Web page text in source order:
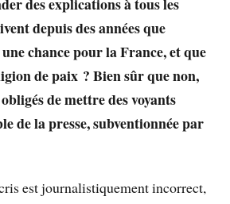
depuis des années que
chance pour la France, et que
de paix ? Bien sûr que non,
de mettre des voyants
de la presse, subventionnée par
est journalistiquement incorrect,